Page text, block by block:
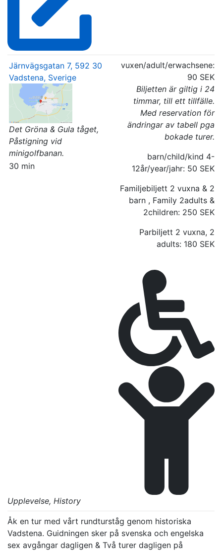
Järnvägsgatan 7, 592 30
Vadstena, Sverige
Det Gröna & Gula tåget,
Påstigning vid
minigolfbanan.
30 min
vuxen/adult/erwachsene:
90 SEK
Biljetten är giltig i 24
timmar, till ett tillfälle.
Med reservation för
ändringar av tabell pga
bokade turer.
barn/child/kind 4-
12år/year/jahr: 50 SEK
Familjebiljett 2 vuxna & 2
barn , Family 2adults &
2children: 250 SEK
Parbiljett 2 vuxna, 2
adults: 180 SEK
Upplevelse, History
Åk en tur med vårt rundturståg genom historiska
Vadstena. Guidningen sker på svenska och engelska
sex avgångar dagligen & Två turer dagligen på